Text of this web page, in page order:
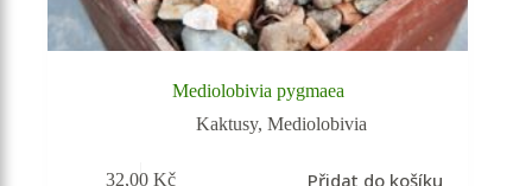
Mediolobivia pygmaea
Kaktusy,Mediolobivia
32,00Kč Přidat do košíku